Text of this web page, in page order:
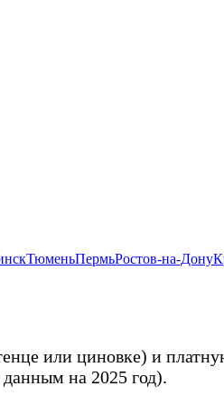
ТюменьПермьРостов-на-Дону
или циновке) и
данным на 2025 год).